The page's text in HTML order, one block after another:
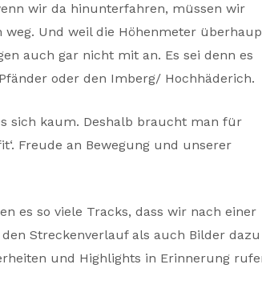
wir da hinunterfahren, müssen wir
weg. Und weil die Höhenmeter
auch gar nicht mit an. Es sei denn es
oder den Imberg/ Hochhäderich.
sich kaum. Deshalb braucht man für
Freude an Bewegung und unserer
es so viele Tracks, dass wir nach einer
Streckenverlauf als auch Bilder dazu
und Highlights in Erinnerung